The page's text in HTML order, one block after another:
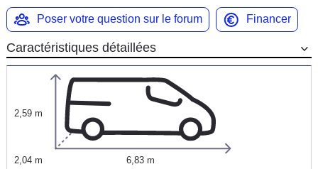
Poser votre question sur le forum Financer
Caractéristiques détaillées
2,59 m
2,04 m 6,83 m